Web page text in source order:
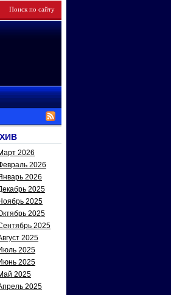
2026
2026
2026
2025
2025
2025
2025
2025
2025
2025
2025
2025